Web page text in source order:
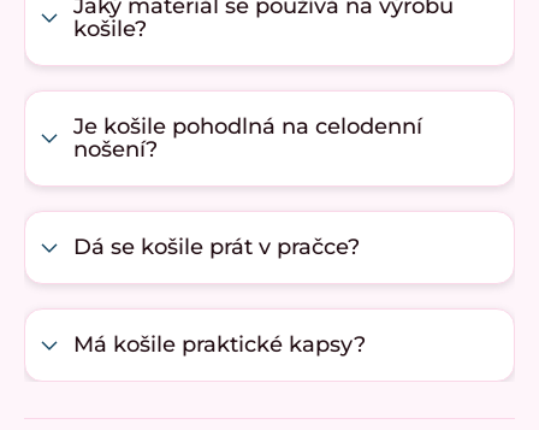
Jaký materiál se používá na výrobu
košile?
Je košile pohodlná na celodenní
nošení?
Dá se košile prát v pračce?
Má košile praktické kapsy?